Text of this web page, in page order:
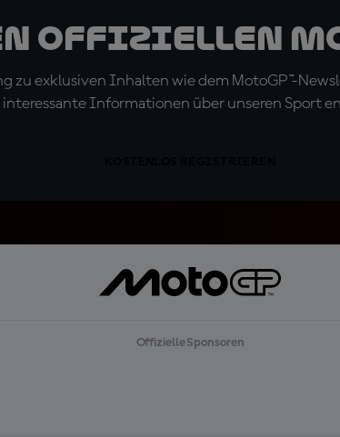
offiziellen
zu exklusiven Inhalten wie dem MotoGP™-
interessante Informationen über unseren Sport
Offizielle Sponsoren